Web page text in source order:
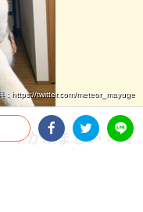
: https://twitter.com/meteor_mayuge
ドが凄まじい！飼